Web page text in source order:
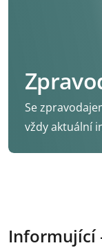
Se
vždy aktuální
Informující